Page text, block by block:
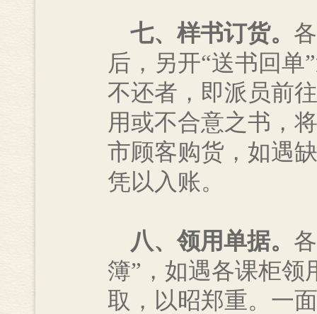
七、样书订货。
后，另开“送书回单
不还者，即派员前
用或不合意之书，
市顾客购货，如遇
凭以入账。
八、领用单据。
簿”，如遇各课柜领
取，以昭郑重。一